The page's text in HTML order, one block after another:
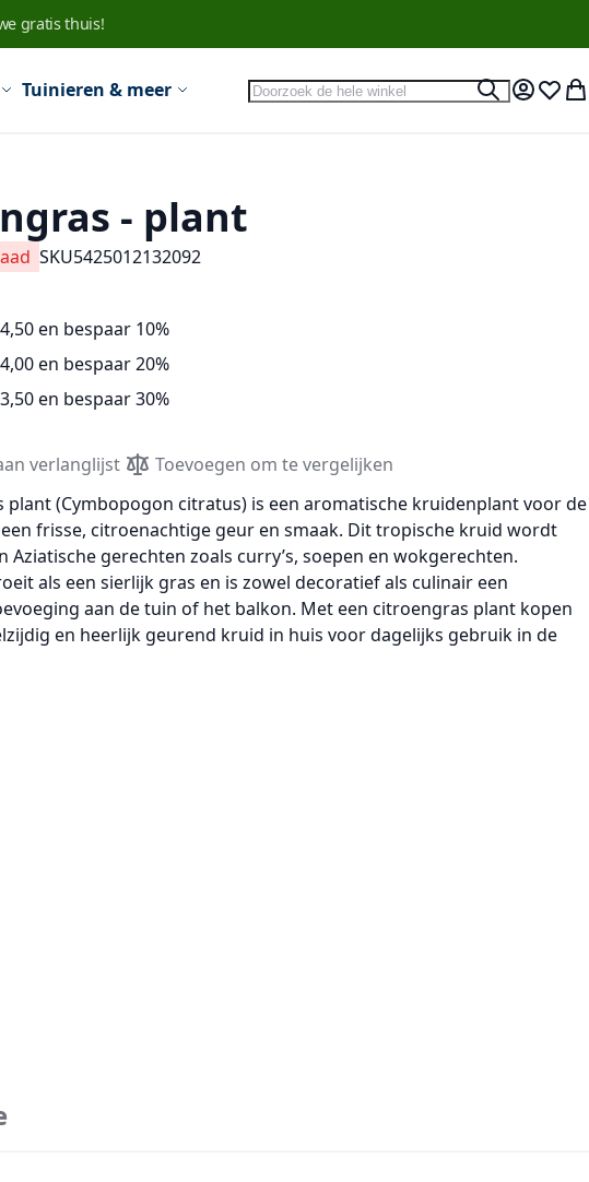
gratis thuis!
Tuinieren & meer Search
Search
Account
- plant
SKU5425012132092
en bespaar 10%
en bespaar20%
en bespaar30%
verlanglijst
Toevoegen om te vergelijken
plant (Cymbopogon citratus) is een aromatische kruidenplant voor de
frisse, citroenachtige geur en smaak. Dit tropische kruid wordt
Aziatische gerechten zoals curry’s, soepen en wokgerechten.
als een sierlijk gras en is zowel decoratief als culinair een
aan de tuin of het balkon. Met een citroengras plant kopen
en heerlijk geurend kruid in huis voor dagelijks gebruik in de